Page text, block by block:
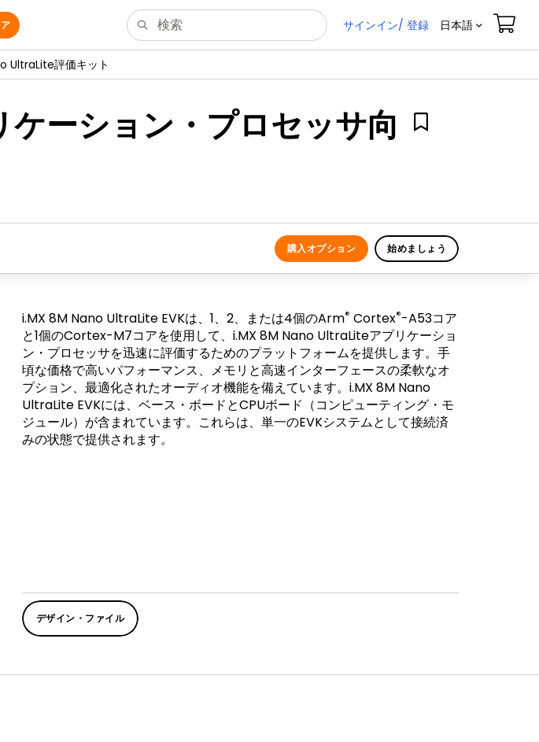
サインイン/ 登録 日本語
UltraLite評価キット
ーション・プロセッサ向
購入オプション 始めましょう
i.MX 8M Nano UltraLite EVKは、1、2、または4個のArm® Cortex®-A53コア
と1個のCortex-M7コアを使用して、i.MX 8M Nano UltraLiteアプリケーショ
ン・プロセッサを迅速に評価するためのプラットフォームを提供します。手
頃な価格で高いパフォーマンス、メモリと高速インターフェースの柔軟なオ
プション、最適化されたオーディオ機能を備えています。i.MX 8M Nano
UltraLite EVKには、ベース・ボードとCPUボード（コンピューティング・モ
ジュール）が含まれています。これらは、単一のEVKシステムとして接続済
みの状態で提供されます。
デザイン・ファイル